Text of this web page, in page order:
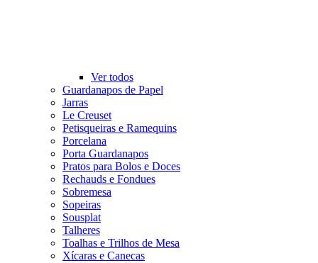
Ver todos
Guardanapos de Papel
Jarras
Le Creuset
Petisqueiras e Ramequins
Porcelana
Porta Guardanapos
Pratos para Bolos e Doces
Rechauds e Fondues
Sobremesa
Sopeiras
Sousplat
Talheres
Toalhas e Trilhos de Mesa
Xícaras e Canecas